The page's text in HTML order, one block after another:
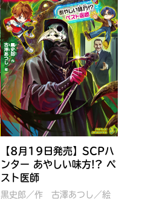
レッツゴー！まいぜんシス
ターズ とつぜん、王様に
【8月19日発売】SCPハ
ンター あやしい味方!? ペ
スト医師
黒史郎／作 古澤あつし／絵